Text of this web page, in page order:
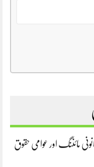
مائننگ اور عوامی حقوق